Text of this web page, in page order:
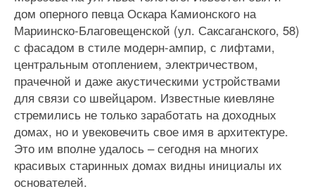
дом оперного певца Оскара Камионского на
Мариинско-Благовещенской (ул. Саксаганского, 58)
с фасадом в стиле модерн-ампир, с лифтами,
центральным отоплением, электричеством,
прачечной и даже акустическими устройствами
для связи со швейцаром. Известные киевляне
стремились не только заработать на доходных
домах, но и увековечить свое имя в архитектуре.
Это им вполне удалось – сегодня на многих
красивых старинных домах видны инициалы их
основателей.